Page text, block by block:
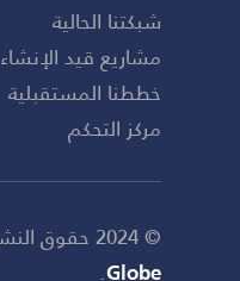
شبكتنا الحالية
مشاريع قيد الإنشاء
خططنا المستقبلية
مركز التحكم
© 2024 حقوق النشر محفوظة لهيئة الربط الكهربائي لدول مجلس التعاون الخليجي (GCCIA). تم تطويره بواسطة
Globe
.